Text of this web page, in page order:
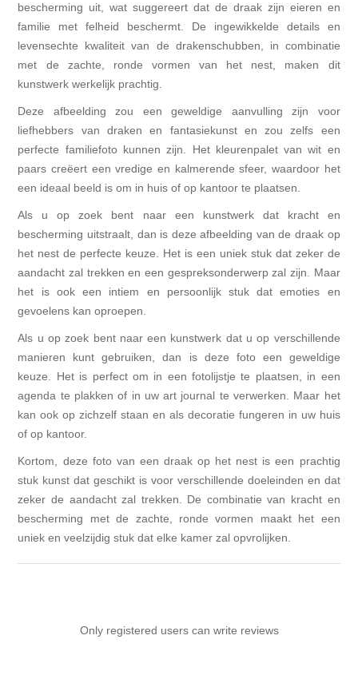
bescherming uit, wat suggereert dat de draak zijn eieren en
familie met felheid beschermt. De ingewikkelde details en
levensechte kwaliteit van de drakenschubben, in combinatie
met de zachte, ronde vormen van het nest, maken dit
kunstwerk werkelijk prachtig.
Deze afbeelding zou een geweldige aanvulling zijn voor
liefhebbers van draken en fantasiekunst en zou zelfs een
perfecte familiefoto kunnen zijn. Het kleurenpalet van wit en
paars creëert een vredige en kalmerende sfeer, waardoor het
een ideaal beeld is om in huis of op kantoor te plaatsen.
Als u op zoek bent naar een kunstwerk dat kracht en
bescherming uitstraalt, dan is deze afbeelding van de draak op
het nest de perfecte keuze. Het is een uniek stuk dat zeker de
aandacht zal trekken en een gespreksonderwerp zal zijn. Maar
het is ook een intiem en persoonlijk stuk dat emoties en
gevoelens kan oproepen.
Als u op zoek bent naar een kunstwerk dat u op verschillende
manieren kunt gebruiken, dan is deze foto een geweldige
keuze. Het is perfect om in een fotolijstje te plaatsen, in een
agenda te plakken of in uw art journal te verwerken. Maar het
kan ook op zichzelf staan en als decoratie fungeren in uw huis
of op kantoor.
Kortom, deze foto van een draak op het nest is een prachtig
stuk kunst dat geschikt is voor verschillende doeleinden en dat
zeker de aandacht zal trekken. De combinatie van kracht en
bescherming met de zachte, ronde vormen maakt het een
uniek en veelzijdig stuk dat elke kamer zal opvrolijken.
Only registered users can write reviews